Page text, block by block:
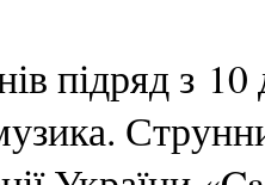
підряд з